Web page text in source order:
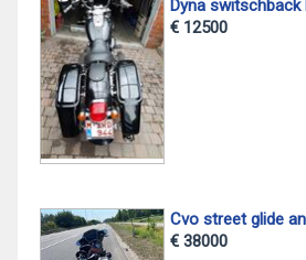
Dyna switschback
€ 12500
Cvo street glide
€ 38000